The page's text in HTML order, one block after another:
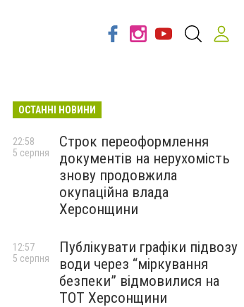
ОСТАННІ НОВИНИ
Строк переоформлення
документів на нерухомість
знову продовжила
окупаційна влада
Херсонщини
22:58
5 серпня
Публікувати графіки підвозу
води через “міркування
безпеки” відмовилися на
ТОТ Херсонщини
12:57
5 серпня